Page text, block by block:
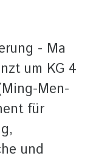
- Ma
um KG 4
Men-
für
und